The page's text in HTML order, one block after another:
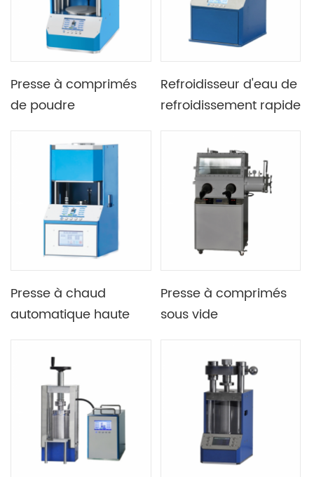
Presse à comprimés
de poudre
automatique de
grand tonnage de
laboratoire 150T,
ordinateur en option
pour télécommande
Refroidisseur d'eau de
refroidissement rapide
plaque chauffante
automatique 300C
40T 400x400mm
Presse à chaud
automatique haute
Programmable Lab
900C 10T
Presse à comprimés
sous vide
type intégré Lab 25T
pour boîte à gants